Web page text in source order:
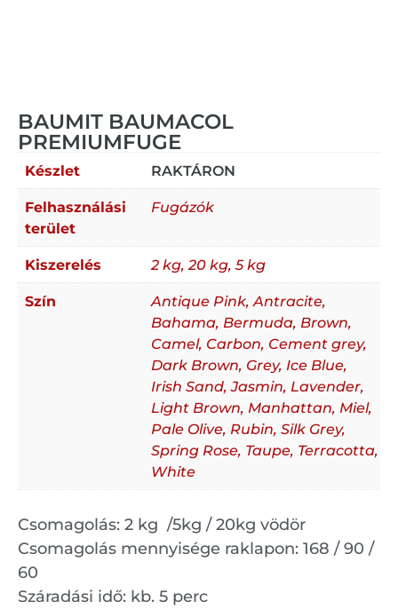
BAUMIT BAUMACOL
PREMIUMFUGE
Készlet RAKTÁRON
Felhasználási
terület
Fugázók
Kiszerelés 2 kg, 20 kg, 5 kg
Szín
Antique Pink, Antracite,
Bahama, Bermuda, Brown,
Camel, Carbon, Cement grey,
Dark Brown, Grey, Ice Blue,
Irish Sand, Jasmin, Lavender,
Light Brown, Manhattan, Miel,
Pale Olive, Rubin, Silk Grey,
Spring Rose, Taupe, Terracotta,
White
Csomagolás: 2 kg /5kg / 20kg vödör
Csomagolás mennyisége raklapon: 168 / 90 /
60
Száradási idő: kb. 5 perc